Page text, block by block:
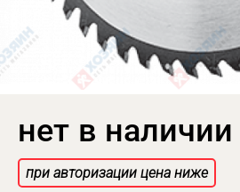
нет в наличии
при авторизации цена ниже